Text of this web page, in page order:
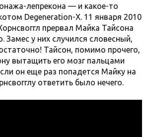
лепрекона — и какое-то
Degeneration-X. 11 января 2010
прервал Майка Тайсона
Замес у них случился словесный,
Тайсон, помимо прочего,
вытащить его мозг пальцами
он еще раз попадется Майку на
ответить было нечего.